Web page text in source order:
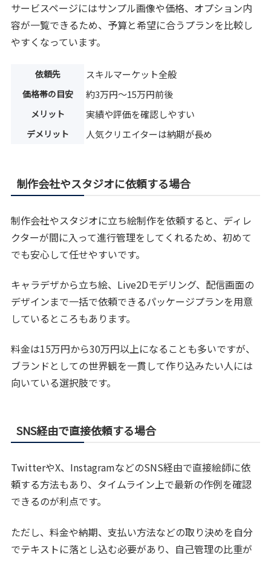
サービスページにはサンプル画像や価格、オプション内
容が一覧できるため、予算と希望に合うプランを比較し
やすくなっています。
依頼先 スキルマーケット全般
価格帯の目安 約3万円〜15万円前後
メリット 実績や評価を確認しやすい
デメリット 人気クリエイターは納期が長め
制作会社やスタジオに依頼する場合
制作会社やスタジオに立ち絵制作を依頼すると、ディレ
クターが間に入って進行管理をしてくれるため、初めて
でも安心して任せやすいです。
キャラデザから立ち絵、Live2Dモデリング、配信画面の
デザインまで一括で依頼できるパッケージプランを用意
しているところもあります。
料金は15万円から30万円以上になることも多いですが、
ブランドとしての世界観を一貫して作り込みたい人には
向いている選択肢です。
SNS経由で直接依頼する場合
TwitterやX、InstagramなどのSNS経由で直接絵師に依
頼する方法もあり、タイムライン上で最新の作例を確認
できるのが利点です。
ただし、料金や納期、支払い方法などの取り決めを自分
でテキストに落とし込む必要があり、自己管理の比重が